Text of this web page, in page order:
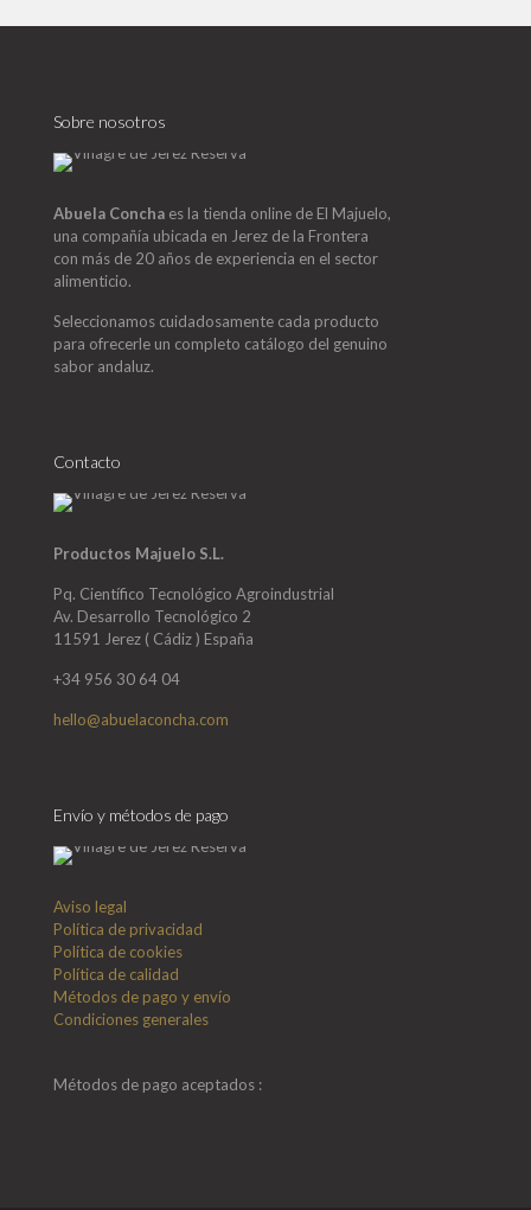
Sobre nosotros
Abuela Concha es la tienda online de El Majuelo,
una compañía ubicada en Jerez de la Frontera
con más de 20 años de experiencia en el sector
alimenticio.
Seleccionamos cuidadosamente cada producto
para ofrecerle un completo catálogo del genuino
sabor andaluz.
Contacto
Productos Majuelo S.L.
Pq. Científico Tecnológico Agroindustrial
Av. Desarrollo Tecnológico 2
11591 Jerez ( Cádiz ) España
+34 956 30 64 04
hello@abuelaconcha.com
Envío y métodos de pago
Aviso legal
Política de privacidad
Política de cookies
Política de calidad
Métodos de pago y envío
Condiciones generales
Métodos de pago aceptados :